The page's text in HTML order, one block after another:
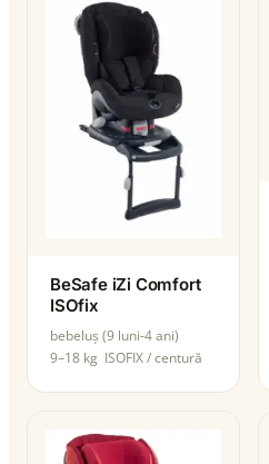
BeSafe iZi Comfort
ISOfix
bebeluș (9 luni-4 ani)
9–18 kg ISOFIX / centură